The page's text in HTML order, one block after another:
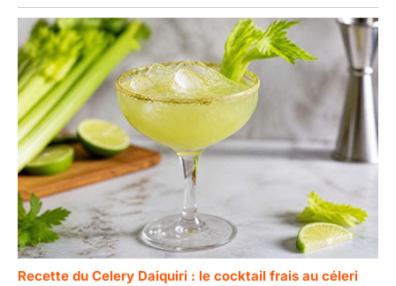
Recette du Celery Daiquiri : le cocktail frais au céleri